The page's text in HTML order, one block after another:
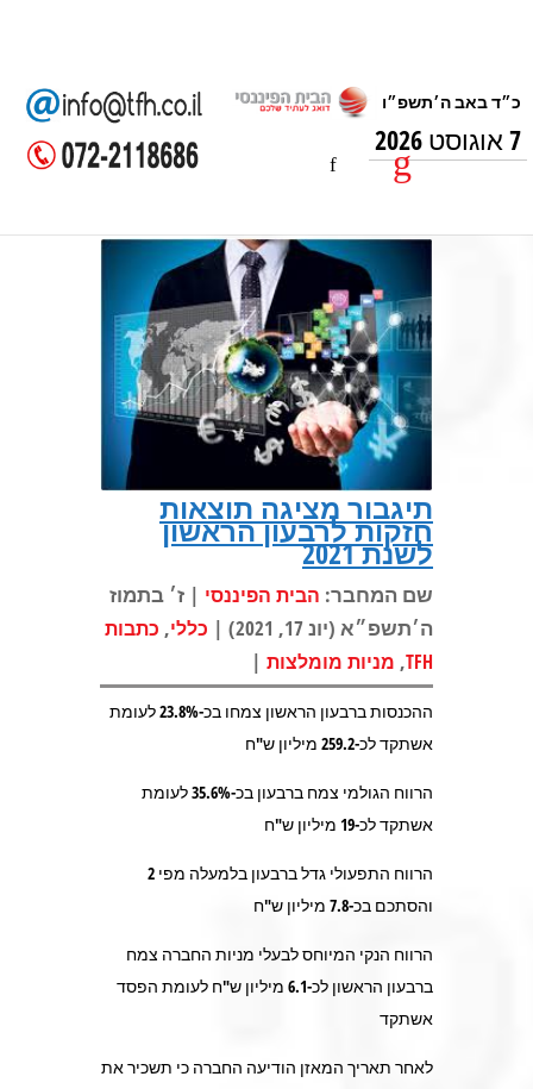
7 אוגוסט 2026
תיגבור מציגה תוצאות
חזקות לרבעון הראשון
לשנת 2021
שם המחבר: הבית הפיננסי | ז׳ בתמוז
ה׳תשפ״א (יונ 17, 2021) |
כללי, כתבות
TFH
, מניות מומלצות |
ההכנסות ברבעון הראשון צמחו בכ-23.8% לעומת
אשתקד לכ-259.2 מיליון ש"ח
הרווח הגולמי צמח ברבעון בכ-35.6% לעומת
אשתקד לכ-19 מיליון ש"ח
הרווח התפעולי גדל ברבעון בלמעלה מפי 2
והסתכם בכ-7.8 מיליון ש"ח
הרווח הנקי המיוחס לבעלי מניות החברה צמח
ברבעון הראשון לכ-6.1 מיליון ש"ח לעומת הפסד
אשתקד
לאחר תאריך המאזן הודיעה החברה כי תשכיר את